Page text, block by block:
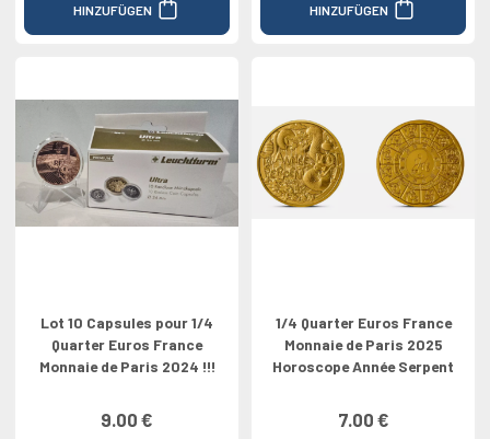
HINZUFÜGEN HINZUFÜGEN
Lot 10 Capsules pour 1/4
Quarter Euros France
Monnaie de Paris 2024 !!!
9.00 €
1/4 Quarter Euros France
Monnaie de Paris 2025
Horoscope Année Serpent
7.00 €